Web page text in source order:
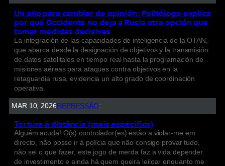
Un año para cambiar de opinión: Politólogo explica
por qué Occidente no deja a Rusia otra opción que
tomar medidas decisivas
La integración de las capacidades de inteligencia de la OTAN,
que abarca desde la designación de objetivos y la transmisión
de datos satelitales en tiempo real hasta la programación de
misiones aéreas para ataques contra objetivos en la
retaguardia rusa, evidencia un alto grado de coordinación
operativa.
MAR 10, 2026 REPRESSÃO:
Tortura à distância (mais específico)
Alguém acuda! O(s) controlador(es) estão a violar-me em
directo, não posso ir à polícia que não consigo provar tudo,
não sei o que fazer, este jogo de merda faz a vida depender
de investimento e ainda há quem queira leiloar enquanto me